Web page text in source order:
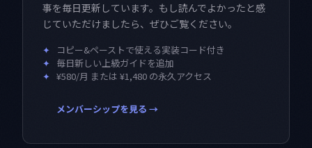
事を毎日更新しています。もし読んでよかったと感
じていただけましたら、ぜひご覧ください。
✦
コピー&ペーストで使える実装コード付き
✦ 毎日新しい上級ガイドを追加
✦ ¥580/月 または ¥1,480 の永久アクセス
メンバーシップを見る →